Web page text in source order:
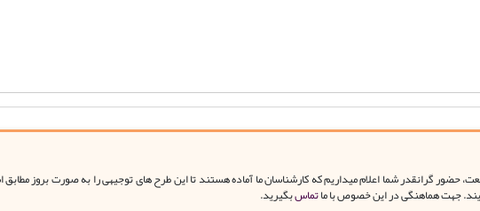
حضور گرانقدر شما اعلام میداریم که کارشناسان ما آماده هستند تا این طرح های توجیهی را به صورت بروز مطابق
جهت هماهنگی در این خصوص با ماتماسبگیرید.